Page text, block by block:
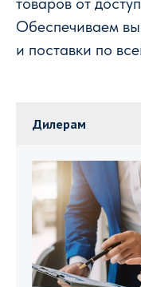
Обеспечиваем
и поставки по